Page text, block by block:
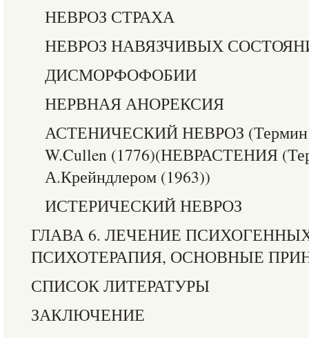
НЕВРОЗ СТРАХА
НЕВРОЗ НАВЯЗЧИВЫХ
ДИСМОРФОФОБИИ
НЕРВНАЯ АНОРЕКСИЯ
АСТЕНИЧЕСКИЙ НЕВРОЗ (Термин
W.Cullen (1776)(НЕВРАСТЕНИЯ
А.Крейндлером (1963))
ИСТЕРИЧЕСКИЙ НЕВРОЗ
ГЛАВА 6. ЛЕЧЕНИЕ
ПСИХОТЕРАПИЯ, ОСНОВНЫЕ
СПИСОК ЛИТЕРАТУРЫ
ЗАКЛЮЧЕНИЕ